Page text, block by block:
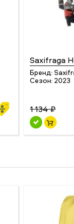
Saxifraga
Бренд:
Сезон: 2023
1 134 ₽